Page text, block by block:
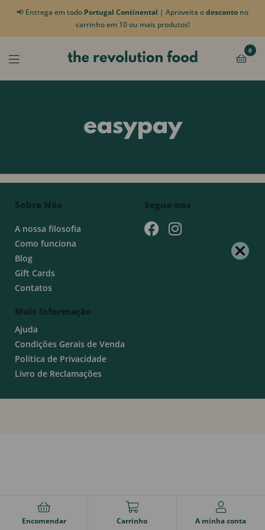
📢 Entrega em todo Portugal Continental | Aproveita odesconto no
carrinho em 10 ou mais produtos!
0
easypay
Sobre Nós
A nossa filosofia
Como funciona
Blog
Gift Cards
Contatos
Mais Informação
Ajuda
Condições Gerais de Venda
Política de Privacidade
Livro de Reclamações
Segue-nos
Encomendar Carrinho A minha conta